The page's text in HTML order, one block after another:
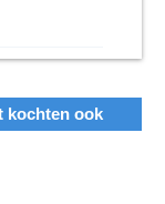
kochten ook